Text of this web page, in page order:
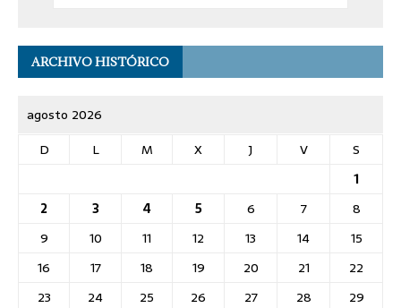
ARCHIVO HISTÓRICO
agosto 2026
D
L M X J V
S
1
2
3 4 5 6 7
8
9
10 11 12 13 14
15
16
17 18 19 20 21
22
23
24 25 26 27 28
29